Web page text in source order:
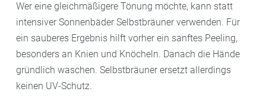
Wer eine gleichmäßigere Tönung möchte, kann statt
intensiver Sonnenbäder Selbstbräuner verwenden. Für
ein sauberes Ergebnis hilft vorher ein sanftes Peeling,
besonders an Knien und Knöcheln. Danach die Hände
gründlich waschen. Selbstbräuner ersetzt allerdings
keinen UV-Schutz.